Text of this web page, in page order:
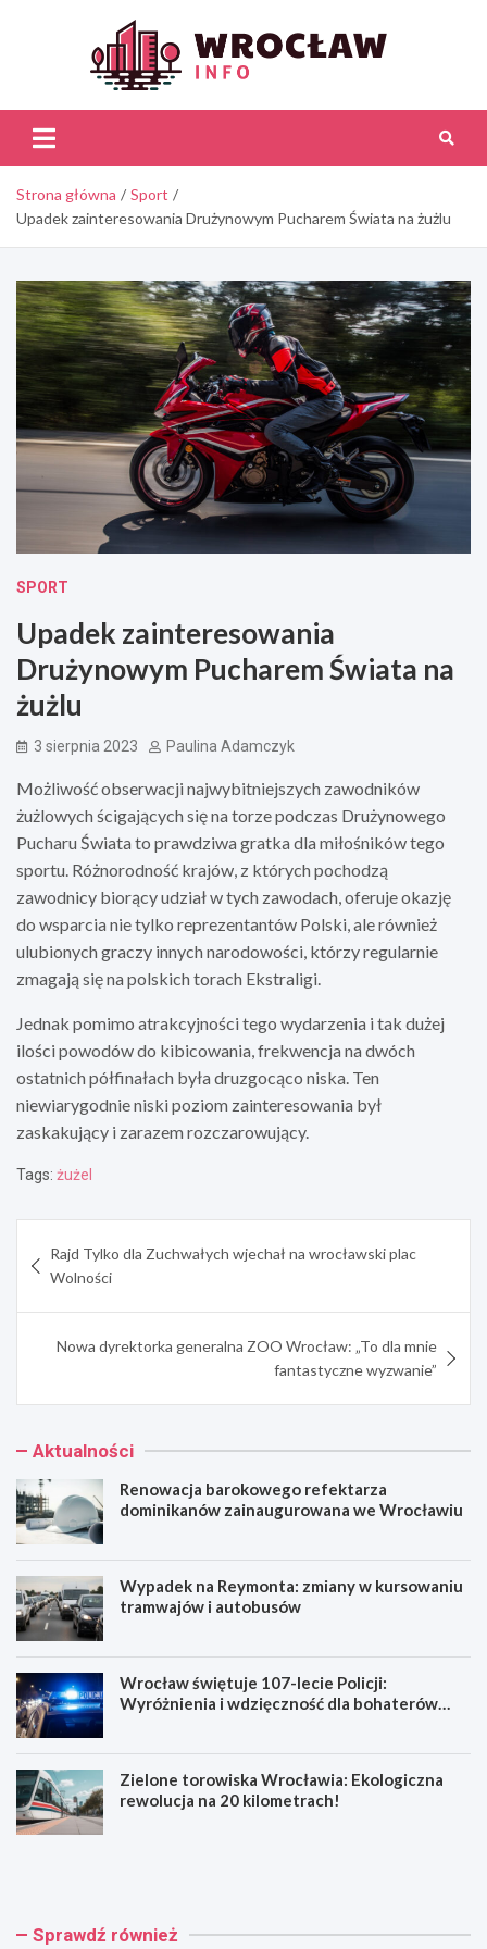
Strona główna
Sport
Upadek zainteresowania Drużynowym Pucharem Świata na żużlu
SPORT
Upadek zainteresowania
Drużynowym Pucharem Świata na
żużlu
3 sierpnia 2023 Paulina Adamczyk
Możliwość obserwacji najwybitniejszych zawodników
żużlowych ścigających się na torze podczas Drużynowego
Pucharu Świata to prawdziwa gratka dla miłośników tego
sportu. Różnorodność krajów, z których pochodzą
zawodnicy biorący udział w tych zawodach, oferuje okazję
do wsparcia nie tylko reprezentantów Polski, ale również
ulubionych graczy innych narodowości, którzy regularnie
zmagają się na polskich torach Ekstraligi.
Jednak pomimo atrakcyjności tego wydarzenia i tak dużej
ilości powodów do kibicowania, frekwencja na dwóch
ostatnich półfinałach była druzgocąco niska. Ten
niewiarygodnie niski poziom zainteresowania był
zaskakujący i zarazem rozczarowujący.
Tags: żużel
wpisu
Rajd Tylko dla Zuchwałych wjechał na wrocławski plac
Wolności
Nowa dyrektorka generalna ZOO Wrocław: „To dla mnie
fantastyczne wyzwanie”
Aktualności
Renowacja barokowego refektarza
dominikanów zainaugurowana we Wrocławiu
Wypadek na Reymonta: zmiany w kursowaniu
tramwajów i autobusów
Wrocław świętuje 107-lecie Policji:
Wyróżnienia i wdzięczność dla bohaterów
Zielone torowiska Wrocławia: Ekologiczna
rewolucja na 20 kilometrach!
R
a
W
e Sprawdź również